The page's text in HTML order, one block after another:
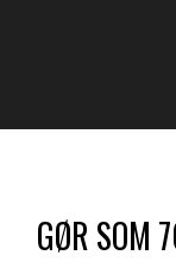
GØR SOM